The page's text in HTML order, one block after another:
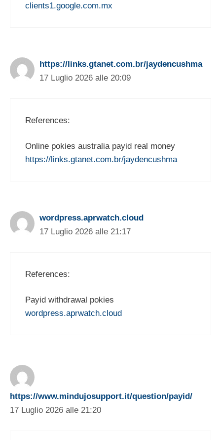
clients1.google.com.mx
https://links.gtanet.com.br/jaydencushma
17 Luglio 2026 alle 20:09
References:
Online pokies australia payid real money
https://links.gtanet.com.br/jaydencushma
wordpress.aprwatch.cloud
17 Luglio 2026 alle 21:17
References:
Payid withdrawal pokies
wordpress.aprwatch.cloud
https://www.mindujosupport.it/question/payid/
17 Luglio 2026 alle 21:20